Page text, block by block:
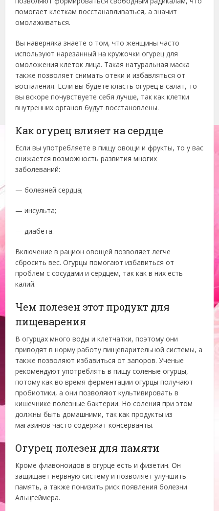
помогает клеткам восстанавливаться, а значит
омолаживаться.
Вы наверняка знаете о том, что женщины часто
используют нарезанный на кружочки огурец для
омоложения клеток лица. Такая натуральная маска
также позволяет снимать отеки и избавляться от
воспаления. Если вы будете класть огурец в салат, то
вы вскоре почувствуете себя лучше, так как клетки
внутренних органов будут восстановлены.
Как огурец влияет на сердце
Если вы употребляете в пищу овощи и фрукты, то у вас
снижается возможность развития многих
заболеваний:
— болезней сердца;
— инсульта;
— диабета.
Включение в рацион овощей позволяет легче
сбросить вес. Огурцы помогают избавиться от
проблем с сосудами и сердцем, так как в них есть
калий.
Чем полезен этот продукт для
пищеварения
В огурцах много воды и клетчатки, поэтому они
приводят в норму работу пищеварительной системы, а
также позволяют избавиться от запоров. Ученые
рекомендуют употреблять в пищу соленые огурцы,
потому как во время ферментации огурцы получают
пробиотики, а они позволяют культивировать в
кишечнике полезные бактерии. Но соления при этом
должны быть домашними, так как продукты из
магазинов часто содержат консерванты.
Огурец полезен для памяти
Кроме флавоноидов в огурце есть и физетин. Он
защищает нервную систему и позволяет улучшить
память, а также понизить риск появления болезни
Альцгеймера.